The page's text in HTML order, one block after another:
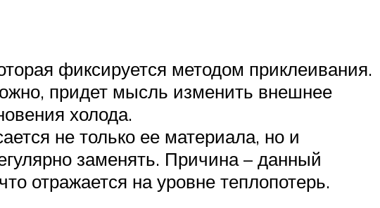
фиксируется методом приклеивания.
придет мысль изменить внешнее
холода.
не только ее материала, но и
заменять. Причина – данный
отражается на уровне теплопотерь.